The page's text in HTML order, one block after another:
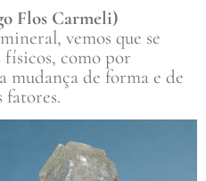
Flos Carmeli)
vemos que se
físicos, como por
mudança de forma e de
fatores.